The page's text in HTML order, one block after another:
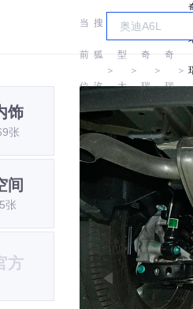
当
前
位
置:
搜
狐
汽
＞
车
型
大
全
＞
奇
瑞
＞
奇
瑞
＞
饰
张
间
5张
方